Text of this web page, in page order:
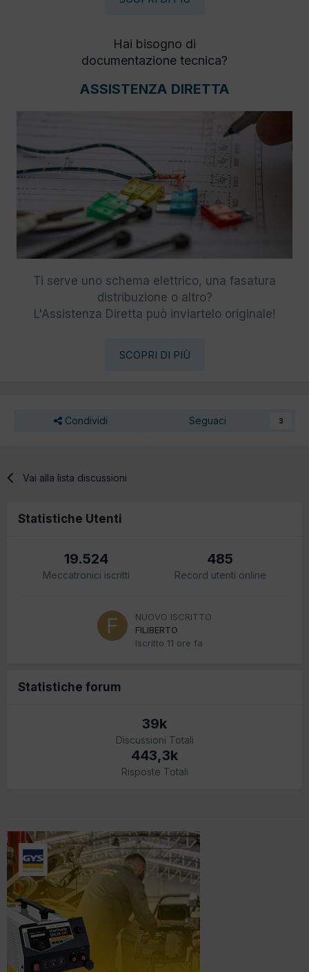
Hai bisogno di
documentazione tecnica?
ASSISTENZA DIRETTA
Ti serve uno schema elettrico, una fasatura
distribuzione o altro?
L'Assistenza Diretta può inviartelo originale!
SCOPRI DI PIÙ
Condividi Seguaci 3
Vai alla lista discussioni
Statistiche Utenti
19.524
Meccatronici iscritti
485
Record utenti online
NUOVO ISCRITTO
FILIBERTO
Iscritto 11 ore fa
Statistiche forum
39k
Discussioni Totali
443,3k
Risposte Totali